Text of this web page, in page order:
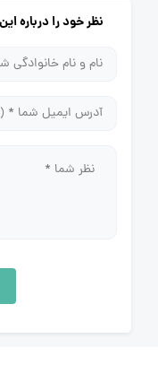
نظر خود را درباره